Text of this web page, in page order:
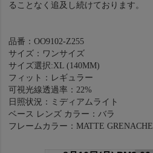
ることなく追及し続けております。
品番：OO9102-Z255
サイズ：ワンサイズ
サイズ選択:XL (140MM)
フィット：レギュラー
可視光線透過率：22%
日照状況：ミディアムライト
ベース レンズ カラー：バラ
フレームカラー：MATTE GRENACHE